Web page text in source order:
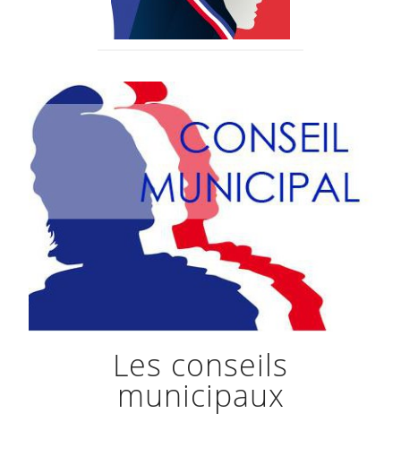
Les conseils
municipaux